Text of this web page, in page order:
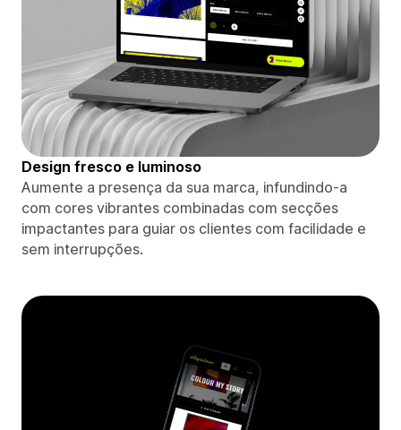
Design fresco e luminoso
Aumente a presença da sua marca, infundindo-a
com cores vibrantes combinadas com secções
impactantes para guiar os clientes com facilidade e
sem interrupções.